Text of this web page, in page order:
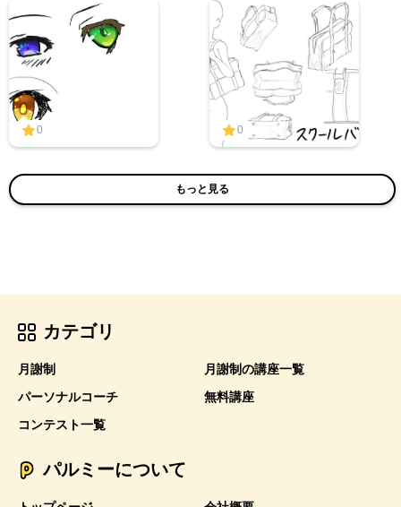
0 0
もっと見る
カテゴリ
月謝制
月謝制の講座一覧
パーソナルコーチ
無料講座
コンテスト一覧
パルミーについて